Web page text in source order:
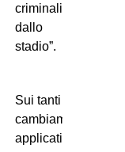
criminalità
dallo
stadio”.
Sui tanti
cambiamenti
applicati